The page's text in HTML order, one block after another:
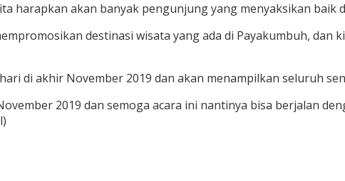
harapkan akan banyak pengunjung yang menyaksikan baik
destinasi wisata yang ada di Payakumbuh, dan
di akhir November 2019 dan akan menampilkan seluruh
2019 dan semoga acara ini nantinya bisa berjalan